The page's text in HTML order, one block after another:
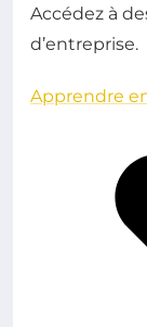
Accédez à
d’entreprise.
Apprendre